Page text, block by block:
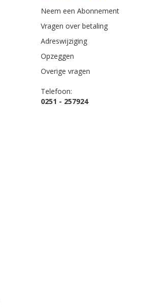
Neem een Abonnement
Vragen over betaling
Adreswijziging
Opzeggen
Overige vragen
Telefoon:
0251 - 257924